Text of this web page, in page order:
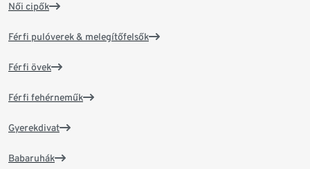
Női cipők
Férfi pulóverek & melegítőfelsők
Férfi övek
Férfi fehérneműk
Gyerekdivat
Babaruhák